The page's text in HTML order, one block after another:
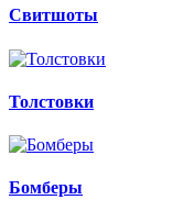
Свитшоты
Толстовки
Бомберы